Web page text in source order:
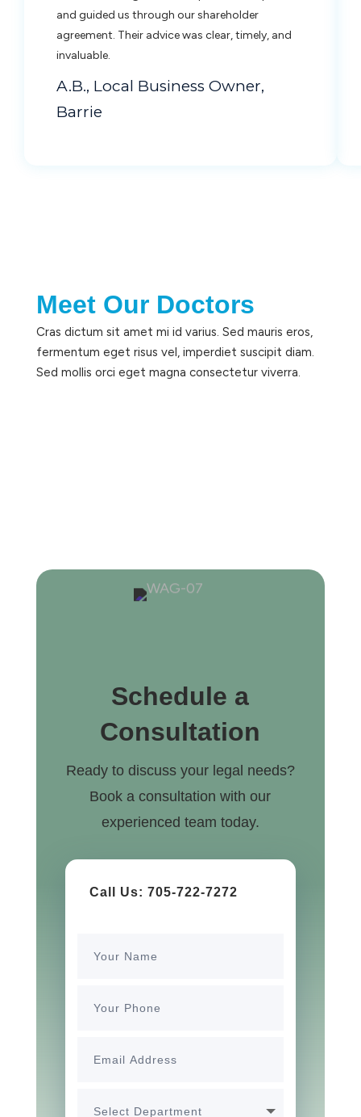
and guided us through our shareholder
agreement. Their advice was clear, timely, and
invaluable.
A.B., Local Business Owner,
Barrie
Meet Our Doctors
Cras dictum sit amet mi id varius. Sed mauris eros,
fermentum eget risus vel, imperdiet suscipit diam.
Sed mollis orci eget magna consectetur viverra.
Schedule a
Consultation
Ready to discuss your legal needs?
Book a consultation with our
experienced team today.
Call Us: 705-722-7272